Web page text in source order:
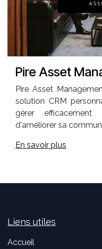
Pire Asset
Pire Asset
solution CRM
gérer
d'améliorer sa
En savoir plus
Liens utiles
Accueil